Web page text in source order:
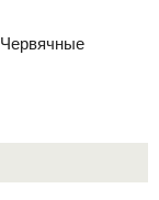
Червячные